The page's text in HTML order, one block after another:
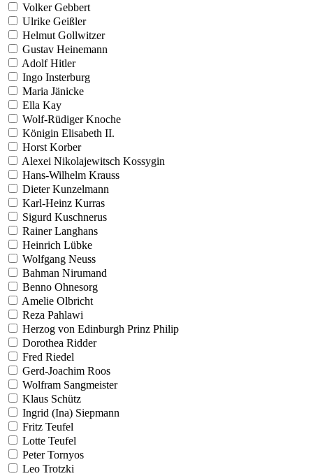
Volker Gebbert
Ulrike Geißler
Helmut Gollwitzer
Gustav Heinemann
Adolf Hitler
Ingo Insterburg
Maria Jänicke
Ella Kay
Wolf-Rüdiger Knoche
Königin Elisabeth II.
Horst Korber
Alexei Nikolajewitsch Kossygin
Hans-Wilhelm Krauss
Dieter Kunzelmann
Karl-Heinz Kurras
Sigurd Kuschnerus
Rainer Langhans
Heinrich Lübke
Wolfgang Neuss
Bahman Nirumand
Benno Ohnesorg
Amelie Olbricht
Reza Pahlawi
Herzog von Edinburgh Prinz Philip
Dorothea Ridder
Fred Riedel
Gerd-Joachim Roos
Wolfram Sangmeister
Klaus Schütz
Ingrid (Ina) Siepmann
Fritz Teufel
Lotte Teufel
Peter Tornyos
Leo Trotzki